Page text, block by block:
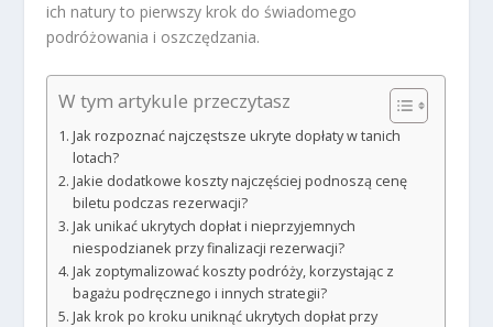
ich natury to pierwszy krok do świadomego
podróżowania i oszczędzania.
W tym artykule przeczytasz
Jak rozpoznać najczęstsze ukryte dopłaty w tanich
lotach?
Jakie dodatkowe koszty najczęściej podnoszą cenę
biletu podczas rezerwacji?
Jak unikać ukrytych dopłat i nieprzyjemnych
niespodzianek przy finalizacji rezerwacji?
Jak zoptymalizować koszty podróży, korzystając z
bagażu podręcznego i innych strategii?
Jak krok po kroku uniknąć ukrytych dopłat przy